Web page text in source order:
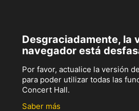
Desgraciadamente, la
navegador está
Por favor, actualice la versión
para poder utilizar todas las
Concert Hall.
Saber más